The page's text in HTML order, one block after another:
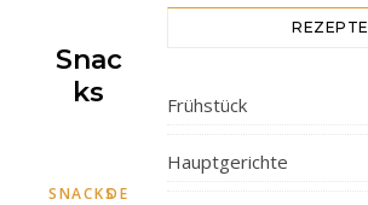
Snac
Ks
SNACKSDESSERT
REZEPTE
Frühstück
Hauptgerichte